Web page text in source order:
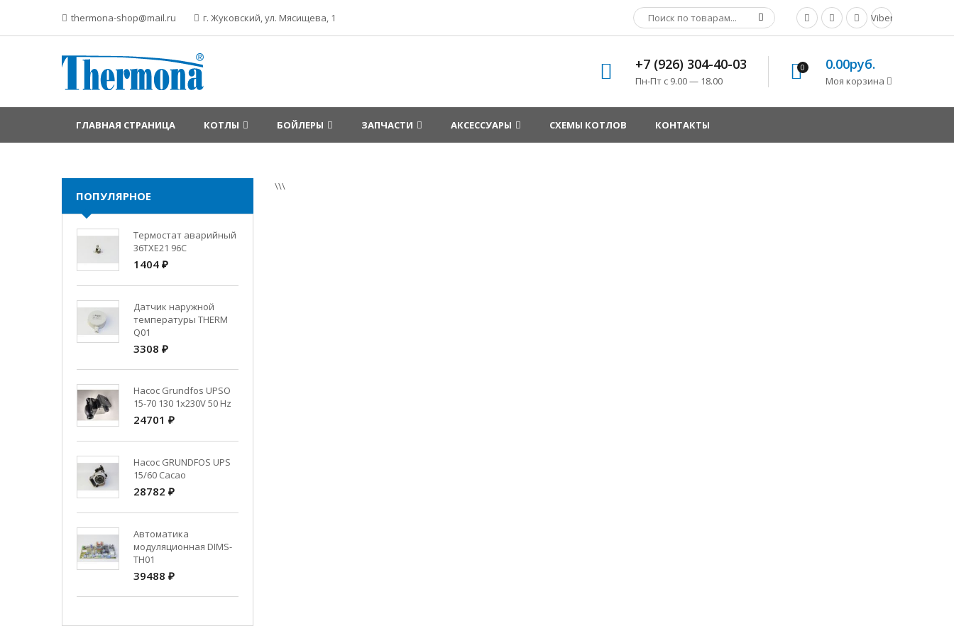
thermona-shop@mail.ru г. Жуковский, ул. Мясищева, 1 Viber
+7 (926) 304-40-03
Пн-Пт с 9.00 — 18.00
0 0.00руб.
Моя корзина
ГЛАВНАЯ СТРАНИЦА КОТЛЫ БОЙЛЕРЫ ЗАПЧАСТИ АКСЕССУАРЫ СХЕМЫ КОТЛОВ КОНТАКТЫ
\\\
ПОПУЛЯРНОЕ
Термостат аварийный
36TXE21 96C
1404 ₽
Датчик наружной
температуры THERM
Q01
3308 ₽
Насос Grundfos UPSO
15-70 130 1x230V 50 Hz
24701 ₽
Насос GRUNDFOS UPS
15/60 Cacao
28782 ₽
Автоматика
модуляционная DIMS-
TH01
39488 ₽